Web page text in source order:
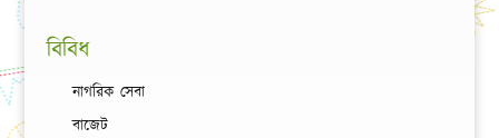
বিবিধ
নাগরিক সেবা
বাজেট